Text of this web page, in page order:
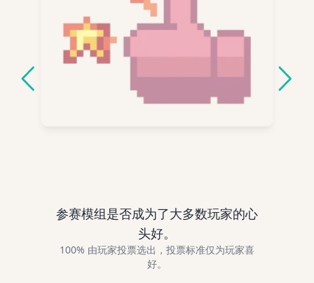
参赛模组是否成为了大多数玩家的心
头好。
100% 由玩家投票选出，投票标准仅为玩家喜
好。